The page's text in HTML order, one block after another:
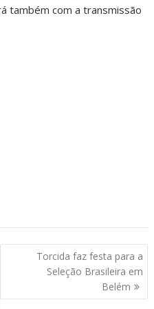
também com a transmissão
Torcida faz festa para a
Seleção Brasileira em
Belém